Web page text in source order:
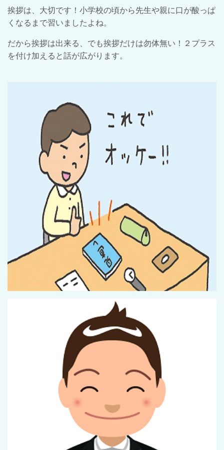
挨拶は、大切です！小学校の頃から先生や親に口が酸っぱ
くなるまで習いましたよね。
だから挨拶は出来る、でも挨拶だけは勿体無い！２プラス
を付け加えると話が広がります。